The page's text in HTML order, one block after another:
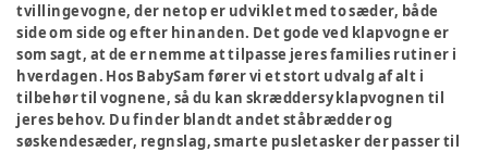
tvillingevogne, der netop er udviklet med to sæder, både
side om side og efter hinanden. Det gode ved klapvogne er
som sagt, at de er nemme at tilpasse jeres families rutiner i
hverdagen. Hos BabySam fører vi et stort udvalg af alt i
tilbehør til vognene, så du kan skræddersy klapvognen til
jeres behov. Du finder blandt andet ståbrædder og
søskendesæder, regnslag, smarte pusletasker der passer til